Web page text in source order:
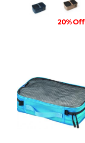
20% Off